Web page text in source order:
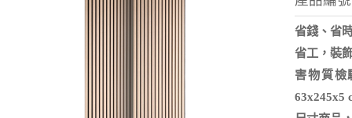
省錢、省
省工，裝
害物質檢
63x245x5